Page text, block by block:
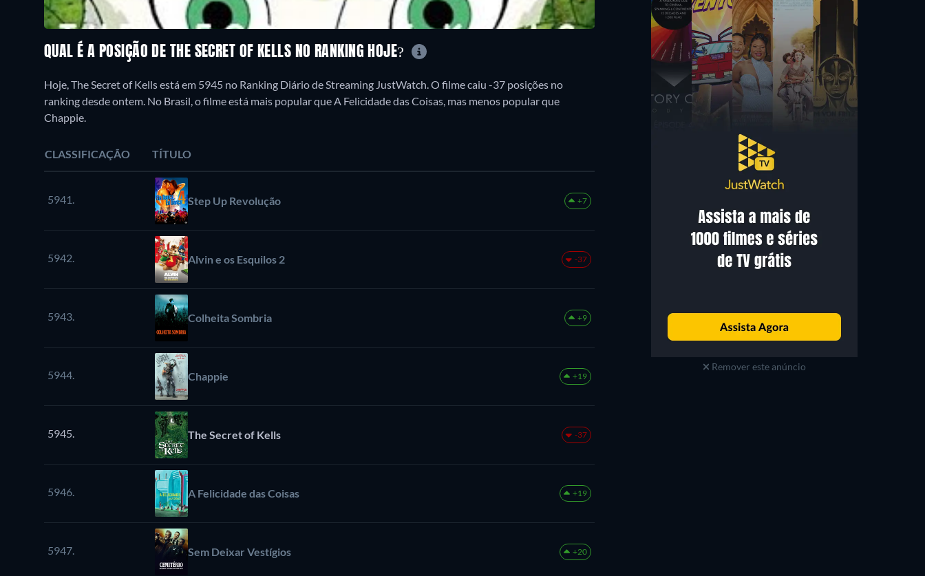
Remover este anúncio
QUAL É A POSIÇÃO DE THE SECRET OF KELLS NO RANKING HOJE?
Hoje, The Secret of Kells está em 5945 no Ranking Diário de Streaming JustWatch. O filme caiu -37 posições no
ranking desde ontem. No Brasil, o filme está mais popular que A Felicidade das Coisas, mas menos popular que
Chappie.
CLASSIFICAÇÃO TÍTULO
5941. Step Up Revolução +7
5942. Alvin e os Esquilos 2 -37
5943. Colheita Sombria +9
5944. Chappie +19
5945. The Secret of Kells -37
5946. A Felicidade das Coisas +19
5947. Sem Deixar Vestígios +20